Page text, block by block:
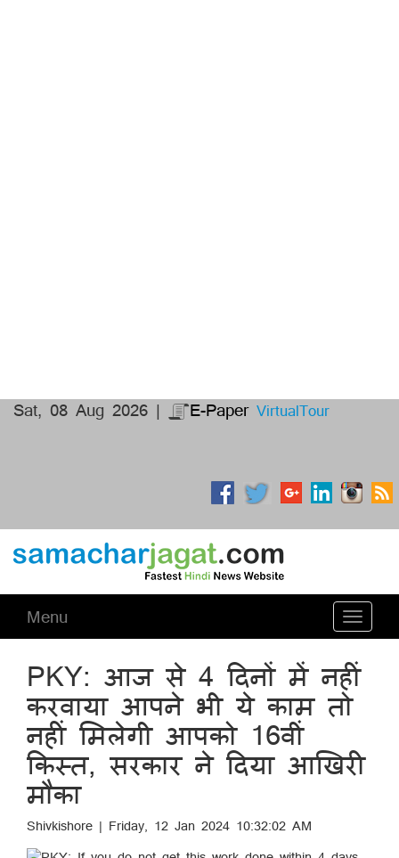
Sat, 08 Aug 2026 | E-Paper VirtualTour
Toggle
Menu
PKY: आज से 4 दिनों में नहीं
करवाया आपने भी ये काम तो
नहीं मिलेगी आपको 16वीं
किस्त, सरकार ने दिया आखिरी
मौका
Shivkishore | Friday, 12 Jan 2024 10:32:02 AM